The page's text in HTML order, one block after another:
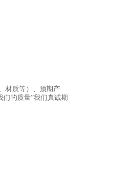
材质等）、预期产
的质量”我们真诚期